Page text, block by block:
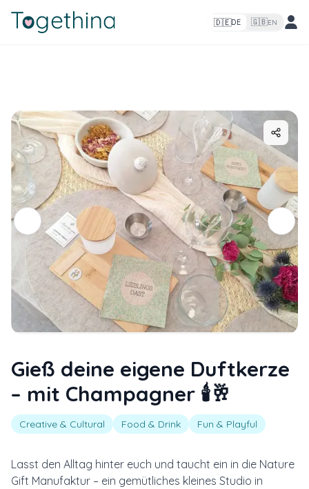
🇩🇪DE 🇬🇧EN
Gieß deine eigene Duftkerze
– mit Champagner 🕯️🥂
Creative & Cultural Food & Drink Fun & Playful
Lasst den Alltag hinter euch und taucht ein in die Nature
Gift Manufaktur – ein gemütliches kleines Studio in